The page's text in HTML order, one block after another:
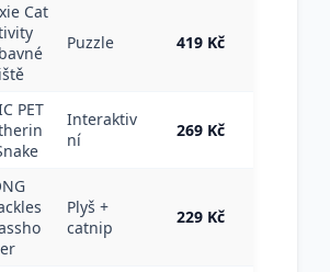
Cat
Puzzle 419 Kč
PET
Interaktiv
ní
269 Kč
Plyš +
catnip
229 Kč